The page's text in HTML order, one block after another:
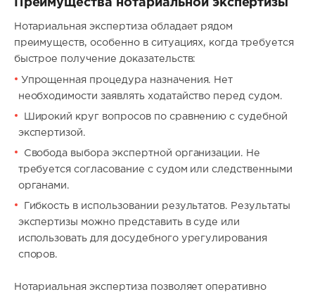
Преимущества нотариальной экспертизы
Нотариальная экспертиза обладает рядом
преимуществ, особенно в ситуациях, когда требуется
быстрое получение доказательств:
Упрощенная процедура назначения. Нет
необходимости заявлять ходатайство перед судом.
Широкий круг вопросов по сравнению с судебной
экспертизой.
Свобода выбора экспертной организации. Не
требуется согласование с судом или следственными
органами.
Гибкость в использовании результатов. Результаты
экспертизы можно представить в суде или
использовать для досудебного урегулирования
споров.
Нотариальная экспертиза позволяет оперативно